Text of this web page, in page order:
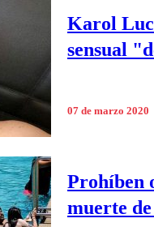
Karol
sensual
07 de marzo 2020
Prohíben
muerte